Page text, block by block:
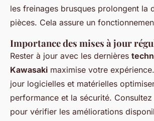
les freinages brusques prolongent la
pièces. Cela assure un
Importance des mises à jour
Rester à jour avec les dernières
Kawasaki maximise votre
jour logicielles et matérielles
performance et la sécurité.
pour vérifier les améliorations